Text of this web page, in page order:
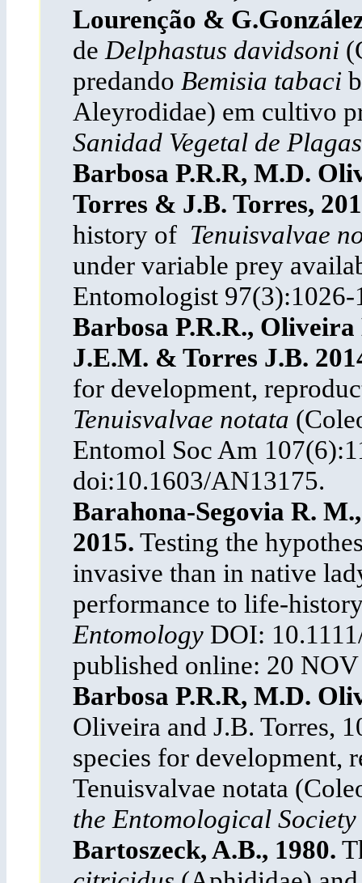
Lourenção & G.
de Delphastus davidsoni
predando Bemisia tabaci
Aleyrodidae) em cultivo
Sanidad Vegetal de Plagas
Barbosa P.R.R, M.D.
Torres & J.B. Torres,
history of Tenuisvalvae
under variable prey
Entomologist 97(3):1026-
Barbosa P.R.R.,
J.E.M. & Torres J.B.
for development,
Tenuisvalvae notata
Entomol Soc Am
doi:10.1603/AN13175.
Barahona-Segovia R.
2015. Testing the
invasive than in native
performance to life-
EntomologyDOI:
published online: 20
Barbosa P.R.R, M.D.
Oliveira and J.B. Torres,
species for development,
Tenuisvalvae notata
the Entomological
Bartoszeck, A.B., 1980.